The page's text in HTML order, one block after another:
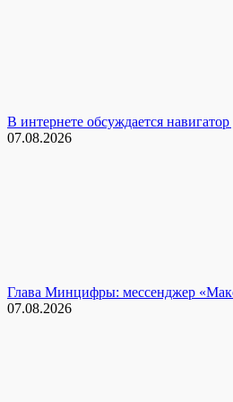
В интернете обсуждается
07.08.2026
Глава Минцифры: мессенджер
07.08.2026